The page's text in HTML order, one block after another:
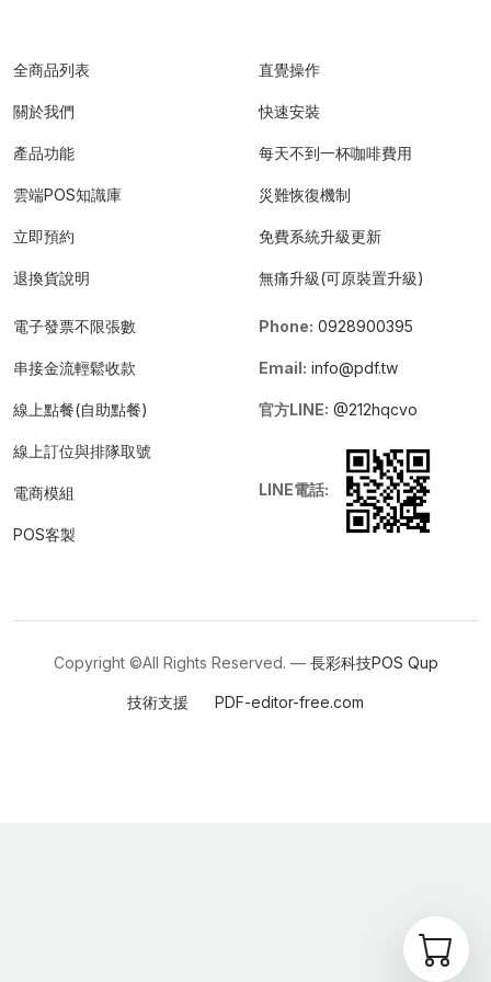
全商品列表
關於我們
產品功能
雲端POS知識庫
立即預約
退換貨說明
直覺操作
快速安裝
每天不到一杯咖啡費用
災難恢復機制
免費系統升級更新
無痛升級(可原裝置升級)
電子發票不限張數
串接金流輕鬆收款
線上點餐(自助點餐)
線上訂位與排隊取號
電商模組
POS客製
Phone: 0928900395
Email: info@pdf.tw
官方LINE: @212hqcvo
LINE電話:
Copyright ©All Rights Reserved. — 長彩科技POS Qup
技術支援 PDF-editor-free.com